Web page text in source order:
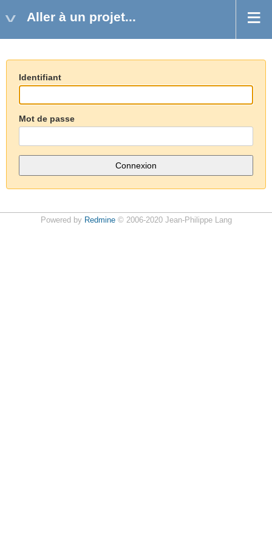
Aller à un projet...
Identifiant
Mot de passe
Powered by Redmine© 2006-2020 Jean-Philippe Lang